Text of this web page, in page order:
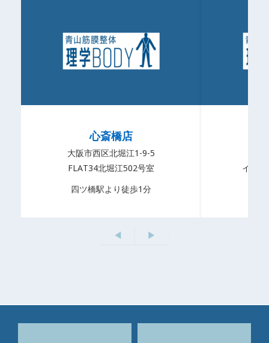
心斎橋店
大阪市西区北堀江1-9-5
FLAT34北堀江502号室
四ツ橋駅より徒歩1分
イデ
◀︎ ▶︎